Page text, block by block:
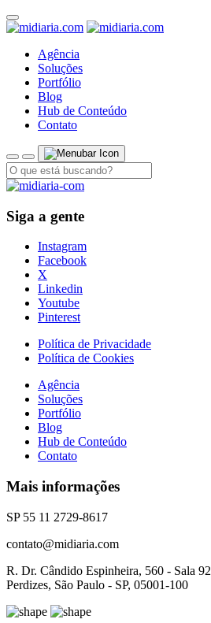
Agência
Soluções
Portfólio
Blog
Hub de Conteúdo
Contato
Siga a gente
Instagram
Facebook
X
Linkedin
Youtube
Pinterest
Política de Privacidade
Política de Cookies
Agência
Soluções
Portfólio
Blog
Hub de Conteúdo
Contato
Mais informações
SP 55 11 2729-8617
contato@midiaria.com
R. Dr. Cândido Espinheira, 560 - Sala 92
Perdizes, São Paulo - SP, 05001-100